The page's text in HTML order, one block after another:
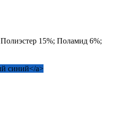
15%; Поламид 6%;
синий</a>